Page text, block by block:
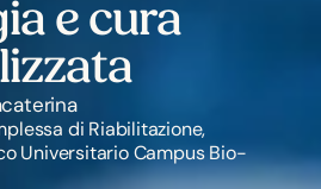
e cura
di Riabilitazione,
Universitario Campus Bio-